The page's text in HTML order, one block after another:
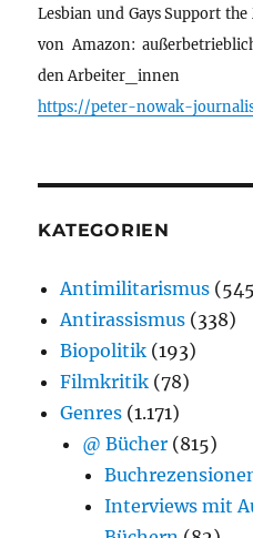
Lesbian und Gays Support
von Amazon:
den Arbeiter_innen
https://peter-nowak-
KATEGORIEN
Antimilitarismus
Antirassismus (338)
Biopolitik (193)
Filmkritik (78)
Genres (1.171)
@ Bücher (815)
Interviews mit